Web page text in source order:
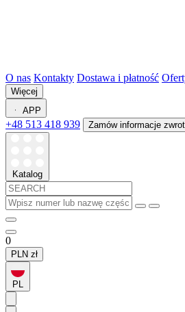
O nas Kontakty Dostawa i płatność
Więcej
APP
+48 513 418 939 Zamów informacje
Katalog
0
PLN zł
PL